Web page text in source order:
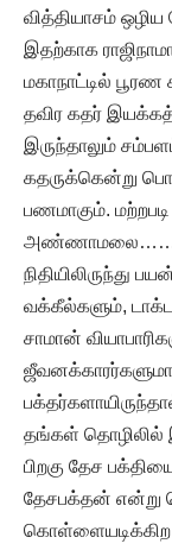
வித்தியாசம்
இதற்காக
மகாநாட்டில்
தவிர கதர்
இருந்தாலும்
கதருக்கென்று
பணமாகும். மற்றபடி
அண்ணாமலை………
நிதியிலிருந்து
வக்கீல்களும்,
சாமான்
தங்கள் தொழிலில்
பிறகு தேச
தேசபக்தன் என்று
கொள்ளையடிக்கிற